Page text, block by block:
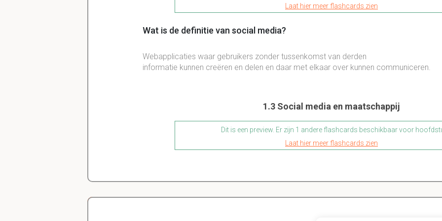
Laat hier meer flashcards zien
Wat is de definitie van social media?
Webapplicaties waar gebruikers zonder tussenkomst van derden
informatie kunnen creëren en delen en daar met elkaar over kunnen communiceren.
1.3 Social media en maatschappij
Dit is een preview. Er zijn 1 andere flashcards beschikbaar voor
Laat hier meer flashcards zien